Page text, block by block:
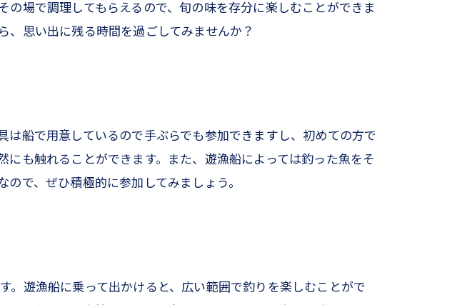
場で調理してもらえるので、旬の味を存分に楽しむことができま
、思い出に残る時間を過ごしてみませんか？
船で用意しているので手ぶらでも参加できますし、初めての方で
も触れることができます。また、遊漁船によっては釣った魚をそ
で、ぜひ積極的に参加してみましょう。
遊漁船に乗って出かけると、広い範囲で釣りを楽しむことがで